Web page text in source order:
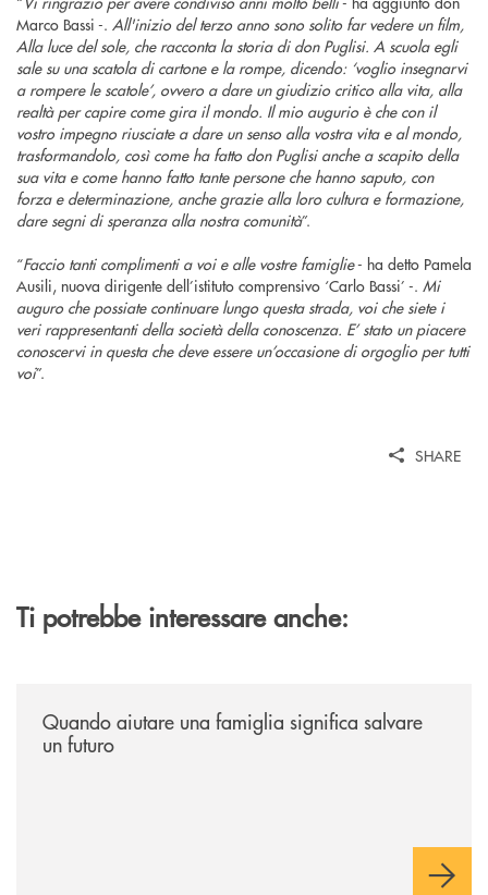
Marco Bassi -. All'inizio del terzo anno sono solito far vedere un film,
Alla luce del sole, che racconta la storia di don Puglisi. A scuola egli
sale su una scatola di cartone e la rompe, dicendo: ‘voglio insegnarvi
a rompere le scatole’, ovvero a dare un giudizio critico alla vita, alla
realtà per capire come gira il mondo. Il mio augurio è che con il
vostro impegno riusciate a dare un senso alla vostra vita e al mondo,
trasformandolo, così come ha fatto don Puglisi anche a scapito della
sua vita e come hanno fatto tante persone che hanno saputo, con
forza e determinazione, anche grazie alla loro cultura e formazione,
dare segni di speranza alla nostra comunità”.
“Faccio tanti complimenti a voi e alle vostre famiglie- ha detto Pamela
Ausili, nuova dirigente dell’istituto comprensivo ‘Carlo Bassi’ -. Mi
auguro che possiate continuare lungo questa strada, voi che siete i
veri rappresentanti della società della conoscenza. E’ stato un piacere
conoscervi in questa che deve essere un’occasione di orgoglio per tutti
voi”.
SHARE
Ti potrebbe interessare anche:
Quando aiutare una famiglia significa salvare
un futuro